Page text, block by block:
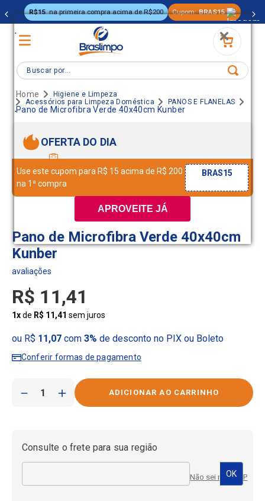
.
.
APROVEITE JÁ
R$15 na primeira compra acima de R$200 Cupom: BRAS15
Buscar por...
Higiene e Limpeza
Acessórios para Limpeza Doméstica
PANOS E FLANELAS
Pano de Microfibra Verde 40x40cm Kunber
OFERTA DO DIA
Use este cupom para R$ 15 acima de R$ 200
na 1ª compra
BRAS15
Pano de Microfibra Verde 40x40cm
Kunber
R$ 11,41
1xde R$ 11,41 sem juros
ou R$ 11,07com 3% de desconto no PIX ou Boleto
Conferir formas de pagamento
＋
－
Consulte o frete para sua região
Não sei meu CEP